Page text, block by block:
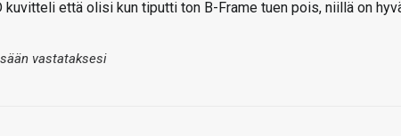
kuvitteli että olisi kun tiputti ton B-Frame tuen pois, niillä on
vastataksesi